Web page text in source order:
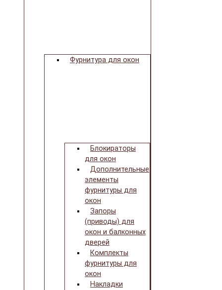
Фурнитура для окон
Блокираторы
для окон
Дополнительные
элементы
фурнитуры для
окон
Запоры
(приводы) для
окон и балконных
дверей
Комплекты
фурнитуры для
окон
Накладки